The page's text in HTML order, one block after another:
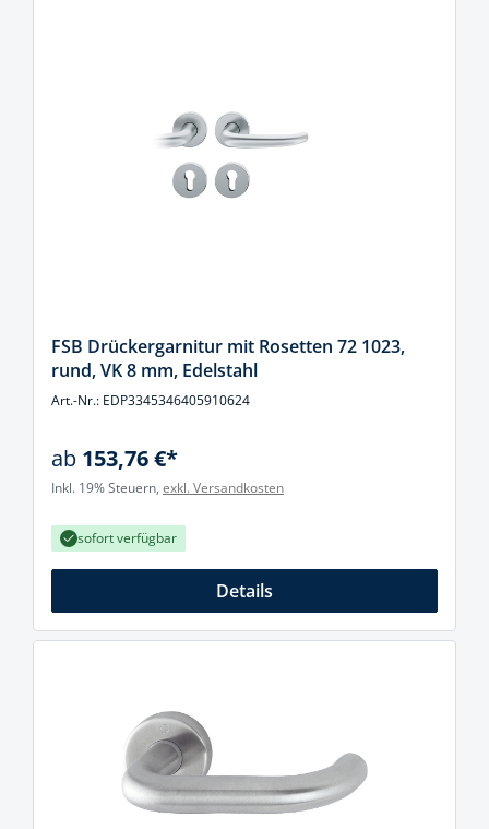
FSB Drückergarnitur mit Rosetten 72 1023,
rund, VK 8 mm, Edelstahl
Art.-Nr.: EDP3345346405910624
ab 153,76 €*
Inkl. 19% Steuern, exkl. Versandkosten
sofort verfügbar
Details